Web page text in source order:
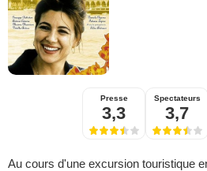
Presse
3,3
Spectateurs
3,7
Au cours d'une excursion touristique